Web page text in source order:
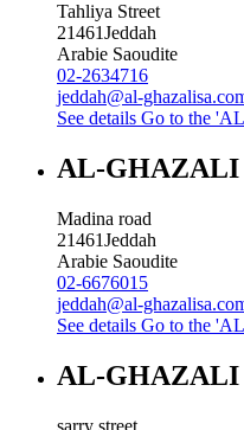
Tahliya Street
21461Jeddah
Arabie Saoudite
02-2634716
jeddah@al-
See details Go to the
AL-GHAZALI
Madina road
21461Jeddah
Arabie Saoudite
02-6676015
jeddah@al-
See details Go to the
AL-GHAZALI
sarry street